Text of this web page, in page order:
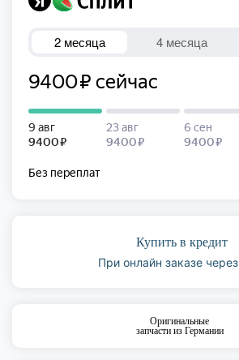
Купить в кредит
При онлайн заказе
Оригинальные
запчасти из Германии